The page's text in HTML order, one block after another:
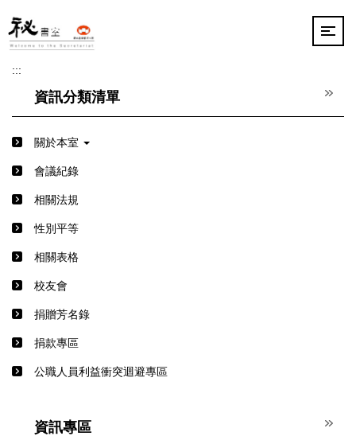
到
主
內
:::
資訊分類清單
關於本室
會議紀錄
相關法規
性別平等
相關表格
校友會
捐贈芳名錄
捐款專區
公職人員利益衝突迴避專區
資訊專區